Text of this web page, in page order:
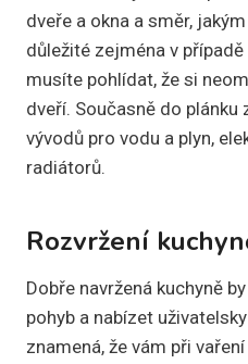
dveře a okna a směr,
důležité zejména v
musíte pohlídat, že si
dveří. Současně do
vývodů pro vodu a plyn,
radiátorů.
Rozvržení
Dobře navržená kuchyně
pohyb a nabízet
znamená, že vám při